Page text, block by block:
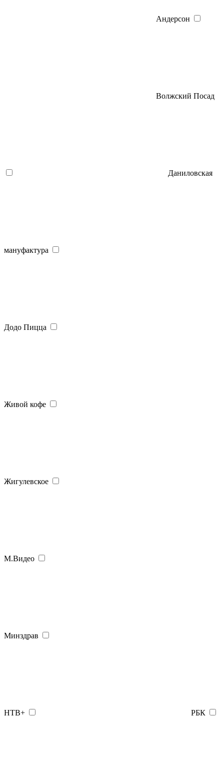
Андерсон
Волжский Посад
Даниловская
мануфактура
Додо Пицца
Живой кофе
Жигулевское
М.Видео
Минздрав
НТВ+ РБК